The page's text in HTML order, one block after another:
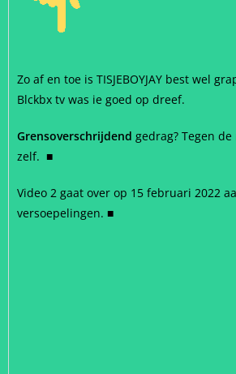
Zo af en toe is TISJEBOYJAY best wel
Blckbx tv was ie goed op dreef.
Grensoverschrijdend gedrag? Tegen
zelf. ■
Video 2 gaat over op 15 februari 2022
versoepelingen. ■